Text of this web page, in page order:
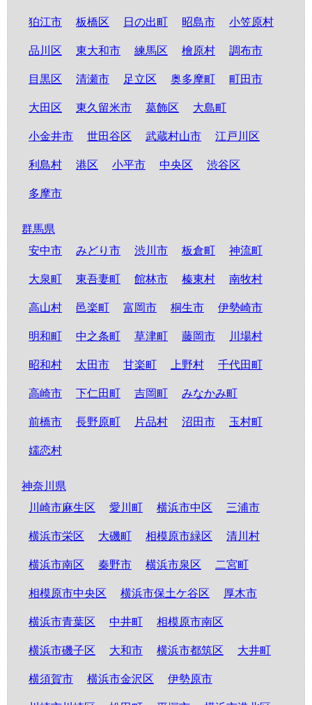
狛江市 板橋区 日の出町 昭島市 小笠原村
品川区 東大和市 練馬区 檜原村 調布市
目黒区 清瀬市 足立区 奥多摩町 町田市
大田区 東久留米市 葛飾区 大島町
小金井市 世田谷区 武蔵村山市 江戸川区
利島村 港区 小平市 中央区 渋谷区
多摩市
群馬県
安中市
みどり市 渋川市 板倉町 神流町
大泉町 東吾妻町 館林市 榛東村 南牧村
高山村 邑楽町 富岡市 桐生市 伊勢崎市
明和町 中之条町 草津町 藤岡市 川場村
昭和村 太田市 甘楽町 上野村 千代田町
高崎市 下仁田町 吉岡町 みなかみ町
前橋市 長野原町 片品村 沼田市 玉村町
嬬恋村
神奈川県
川崎市麻生区
愛川町 横浜市中区 三浦市
横浜市栄区 大磯町 相模原市緑区 清川村
横浜市南区 秦野市 横浜市泉区 二宮町
相模原市中央区 横浜市保土ケ谷区 厚木市
横浜市青葉区 中井町 相模原市南区
横浜市磯子区 大和市 横浜市都筑区 大井町
横須賀市 横浜市金沢区 伊勢原市